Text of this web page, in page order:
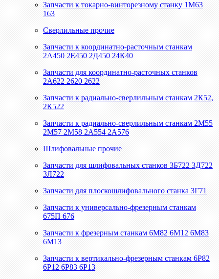
Запчасти к токарно-винторезному станку 1М63
163
Сверлильные прочие
Запчасти к координатно-расточным станкам
2А450 2Е450 2Д450 24К40
Запчасти для координатно-расточных станков
2А622 2620 2622
Запчасти к радиально-сверлильным станкам 2К52,
2К522
Запчасти к радиально-сверлильным станкам 2М55
2М57 2М58 2А554 2А576
Шлифовальные прочие
Запчасти для шлифовальных станков 3Б722 3Д722
3Л722
Запчасти для плоскошлифовального станка 3Г71
Запчасти к универсально-фрезерным станкам
675П 676
Запчасти к фрезерным станкам 6М82 6М12 6М83
6М13
Запчасти к вертикально-фрезерным станкам 6Р82
6Р12 6Р83 6Р13